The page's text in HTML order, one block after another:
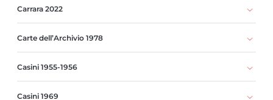
Carrara 2022
Carte dell’Archivio 1978
Casini 1955-1956
Casini 1969